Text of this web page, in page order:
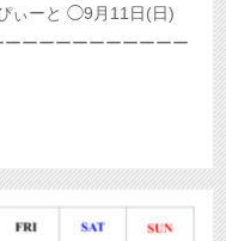
ぴぃーと ◯9月11日(日)
ーーーーーーーーーー